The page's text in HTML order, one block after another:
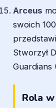
Arceus
swoich
Stworzył
Rola